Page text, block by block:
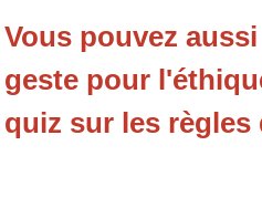
Vous pouvez
geste pour
quiz sur les règles